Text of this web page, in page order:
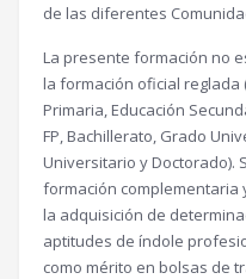
de las diferentes
La presente formación no
la formación oficial reglada
Primaria, Educación
FP, Bachillerato, Grado
Universitario y Doctorado).
formación complementaria
la adquisición de
aptitudes de índole
como mérito en bolsas de